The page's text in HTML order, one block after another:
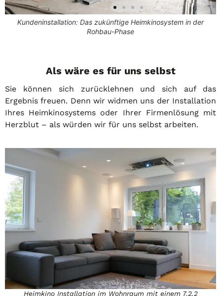
Kundeninstallation: So langsam kann die Technik versteckt
werden
Heimkino Installation im Wohnraum mit einem 7.2.2
Als wäre es für uns selbst
Sie können sich zurücklehnen und sich auf das
Ergebnis freuen. Denn wir widmen uns der Installation
Ihres Heimkinosystems oder Ihrer Firmenlösung mit
Herzblut – als würden wir für uns selbst arbeiten.